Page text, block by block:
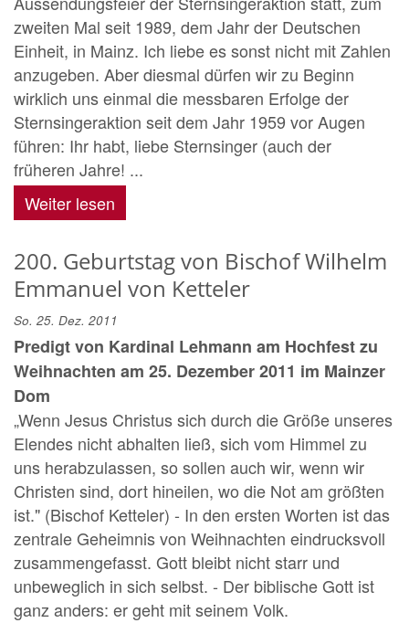
zweiten Mal seit 1989, dem Jahr der Deutschen
Einheit, in Mainz. Ich liebe es sonst nicht mit Zahlen
anzugeben. Aber diesmal dürfen wir zu Beginn
wirklich uns einmal die messbaren Erfolge der
Sternsingeraktion seit dem Jahr 1959 vor Augen
führen: Ihr habt, liebe Sternsinger (auch der
früheren Jahre! ...
Weiter lesen
200. Geburtstag von Bischof Wilhelm
Emmanuel von Ketteler
So. 25. Dez. 2011
Predigt von Kardinal Lehmann am Hochfest zu
Weihnachten am 25. Dezember 2011 im Mainzer
Dom
„Wenn Jesus Christus sich durch die Größe unseres
Elendes nicht abhalten ließ, sich vom Himmel zu
uns herabzulassen, so sollen auch wir, wenn wir
Christen sind, dort hineilen, wo die Not am größten
ist." (Bischof Ketteler) - In den ersten Worten ist das
zentrale Geheimnis von Weihnachten eindrucksvoll
zusammengefasst. Gott bleibt nicht starr und
unbeweglich in sich selbst. - Der biblische Gott ist
ganz anders: er geht mit seinem Volk.